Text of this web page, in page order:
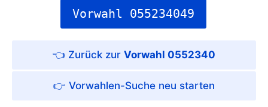
Vorwahl 055234049
Vorwahl 0552340
Vorwahlen-Suche